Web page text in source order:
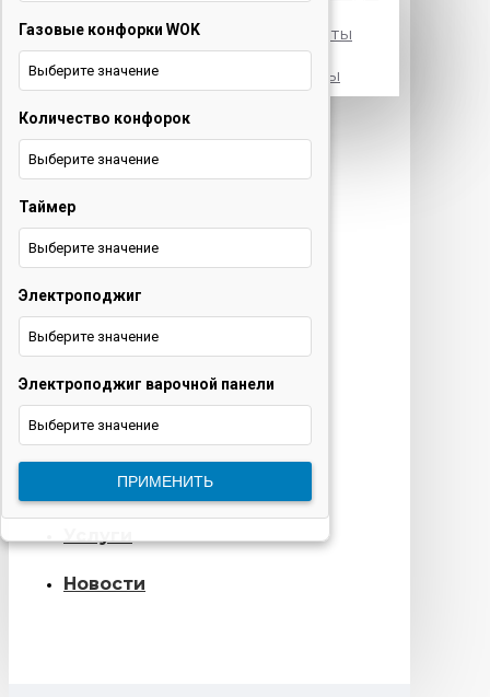
Электросамокаты
Электроскутеры
+375 29 377 88 33
техника и ТВ
техника и ТВ
+375 29 677 54 10
Электротранспорт
+375 33 653 41 34
Обратный звонок
О нас
Контакты
Услуги
Новости
Газовые конфорки WOK
Выберите значение
Количество конфорок
Выберите значение
Таймер
Выберите значение
Электроподжиг
Выберите значение
Электроподжиг варочной панели
Выберите значение
ПРИМЕНИТЬ